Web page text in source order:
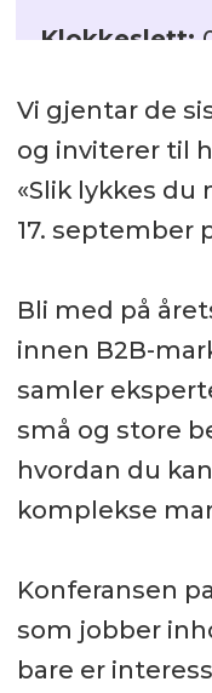
Klokkeslett:
Sted:Vika
Oslo
Vi gjentar de
og inviterer til
«Slik lykkes du
17. september
Bli med på
innen B2B-
samler
små og store
hvordan du
komplekse
Konferansen
som jobber
bare er